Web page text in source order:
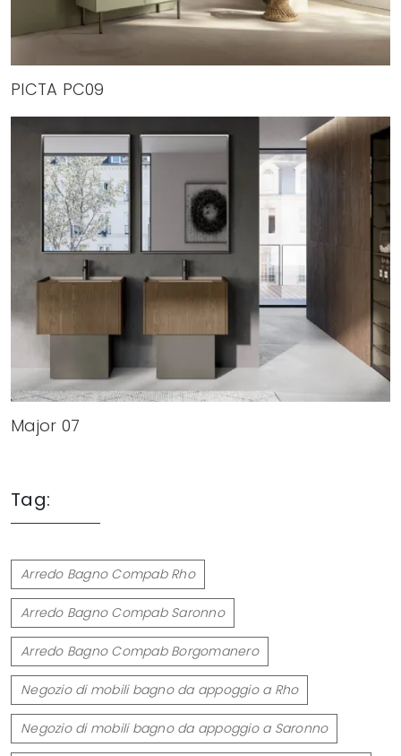
PICTA PC09
Major 07
Tag:
Arredo Bagno Compab Rho
Arredo Bagno Compab Saronno
Arredo Bagno Compab Borgomanero
Negozio di mobili bagno da appoggio a Rho
Negozio di mobili bagno da appoggio a Saronno